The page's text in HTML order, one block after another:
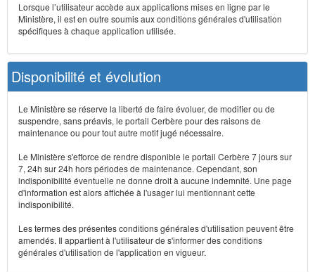
Lorsque l’utilisateur accède aux applications mises en ligne par le
Ministère, il est en outre soumis aux conditions générales d'utilisation
spécifiques à chaque application utilisée.
Disponibilité et évolution
Le Ministère se réserve la liberté de faire évoluer, de modifier ou de
suspendre, sans préavis, le portail Cerbère pour des raisons de
maintenance ou pour tout autre motif jugé nécessaire.
Le Ministère s'efforce de rendre disponible le portail Cerbère 7 jours sur
7, 24h sur 24h hors périodes de maintenance. Cependant, son
indisponibilité éventuelle ne donne droit à aucune indemnité. Une page
d'information est alors affichée à l'usager lui mentionnant cette
indisponibilité.
Les termes des présentes conditions générales d'utilisation peuvent être
amendés. Il appartient à l'utilisateur de s'informer des conditions
générales d'utilisation de l'application en vigueur.